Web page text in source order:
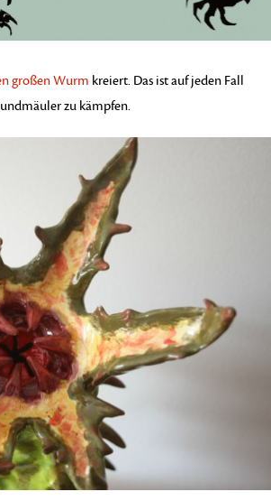
großen Wurm kreiert. Das ist auf jeden Fall
zu kämpfen.